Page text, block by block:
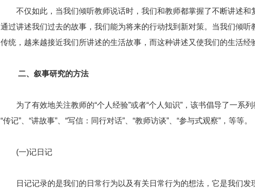
不仅如此，当我们倾听教师说话时，我们和教师都掌握了不断讲述和
通过讲述我们过去的故事，我们能为将来的行动找到新对策。当我们倾
传统，越来越接近我们所讲述的生活故事，而这种讲述又使我们的生活经
二、叙事研究的方法
为了有效地关注教师的“个人经验”或者“个人知识”，该书倡导了一系列
“传记”、“讲故事”、“写信：同行对话”、“教师访谈”、“参与式观察”，等等。
(一)记日记
日记记录的是我们的日常行为以及有关日常行为的想法，它是我们发